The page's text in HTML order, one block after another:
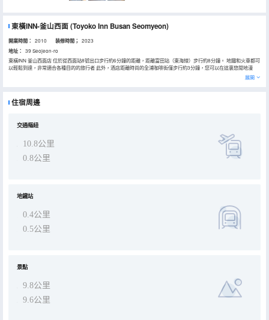
東橫INN-釜山西面(Toyoko Inn Busan Seomyeon)
開業時間： 2010 装修時間； 2023
地址：
39 Seojeon-ro
東橫INN 釜山西面店 位於從西面站8號出口步行約6分鐘的距離，距離富田站（東海線）步行約8分鐘。 地鐵和火車都可
以輕鬆到達，非常適合各種目的的旅行者 此外，酒店距離時尚的全浦咖啡街僅步行約3分鐘，您可以在這裏悠閒地漫
步，發現富有藝術氣息的本地咖啡館 無論您是來商務出差還是放鬆度假，這家酒店都提供優越的性價比和便利的位置 客
人可享受免費的Wi-Fi、自動售貨機等設施，讓您的入住更加愉快。 酒店每天提供免費的自助早餐，時間為06:30至
客房還配有電話、保險箱和書桌，方便您的使用
展開
住宿周邊
交通樞紐
10.8公里
0.8公里
地鐵站
0.4公里
0.5公里
景點
9.8公里
9.6公里